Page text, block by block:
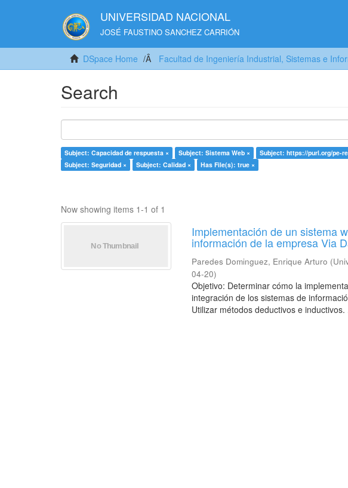
UNIVERSIDAD NACIONAL
JOSÉ FAUSTINO SANCHEZ CARRIÓN
DSpace Home Facultad de Ingeniería Industrial, Sistemas e
Search
Subject: Capacidad de respuesta × Subject: Sistema Web × Subject: https://purl.org/pe-
Subject: Seguridad ×
Subject: Calidad × Has File(s): true ×
Now showing items 1-1 of 1
Implementación de un sistema
información de la empresa Via
Paredes Dominguez, Enrique Arturo (
04-20)
Objetivo: Determinar cómo la
integración de los sistemas de
Utilizar métodos deductivos e inductivos.